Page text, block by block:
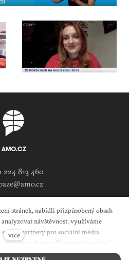
224 813 460
608/27
00 Praha 1
stránek, nabídli přizpůsobený obsah
návštěvnost, využíváme
partnery pro sociální média,
odkazem "Nastavení cookies" a
webu. Podrobnější informace najdete v
více